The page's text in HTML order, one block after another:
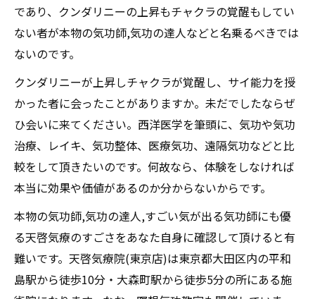
であり、クンダリニーの上昇もチャクラの覚醒もしてい
ない者が本物の気功師,気功の達人などと名乗るべきでは
ないのです。
クンダリニーが上昇しチャクラが覚醒し、サイ能力を授
かった者に会ったことがありますか。未だでしたならぜ
ひ会いに来てください。西洋医学を筆頭に、気功や気功
治療、レイキ、気功整体、医療気功、遠隔気功などと比
較をして頂きたいのです。何故なら、体験をしなければ
本当に効果や価値があるのか分からないからです。
本物の気功師,気功の達人,すごい気が出る気功師にも優
る天啓気療のすごさをあなた自身に確認して頂けると有
難いです。天啓気療院(東京店)は東京都大田区内の平和
島駅から徒歩10分・大森町駅から徒歩5分の所にある施